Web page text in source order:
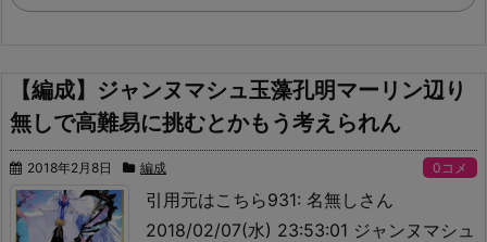
【編成】ジャンヌマシュ玉藻孔明マーリン辺り
無しで高難易に挑むとかもう考えられん
2018年2月8日 編成 0コメ
引用元はこちら931: 名無しさん
2018/02/07(水) 23:53:01 ジャンヌマシュ